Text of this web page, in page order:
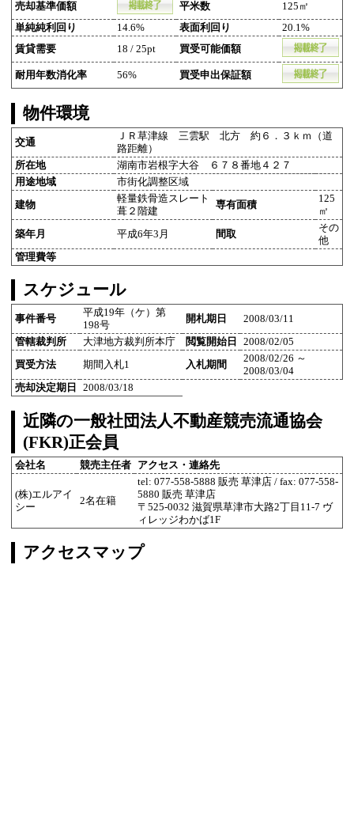
売却基準価額 平米数
125㎡
単純純利回り
14.6% 表面利回り
20.1%
賃貸需要
18 / 25pt 買受可能価額
耐用年数消化率 56% 買受申出保証額
物件環境
交通
ＪＲ草津線 三雲駅 北方 約６．３ｋｍ（道
路距離）
所在地
湖南市岩根字大谷 ６７８番地４２７
用途地域
市街化調整区域
建物
軽量鉄骨造スレート
葺２階建
専有面積
125
㎡
築年月 平成6年3月 間取
その
他
管理費等
スケジュール
事件番号
平成19年（ケ）第
198号
開札期日 2008/03/11
管轄裁判所 大津地方裁判所本庁 閲覧開始日 2008/02/05
買受方法 期間入札1 入札期間
2008/02/26 ～
2008/03/04
売却決定期日
2008/03/18
近隣の一般社団法人不動産競売流通協会
(FKR)正会員
会社名 競売主任者 アクセス・連絡先
(株)エルアイ
シー
2名在籍
tel: 077-558-5888 販売 草津店 / fax: 077-558-
5880 販売 草津店
〒525-0032 滋賀県草津市大路2丁目11-7 ヴ
ィレッジわかば1F
アクセスマップ